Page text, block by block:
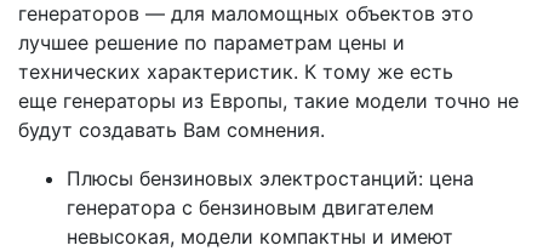
генераторов — для маломощных объектов это
лучшее решение по параметрам цены и
технических характеристик. К тому же есть
еще генераторы из Европы, такие модели точно не
будут создавать Вам сомнения.
Плюсы бензиновых электростанций: цена
генератора с бензиновым двигателем
невысокая, модели компактны и имеют